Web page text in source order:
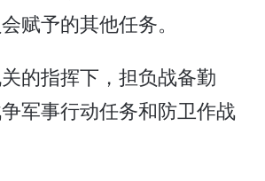
赋予的其他任务。
的指挥下，担负战备勤
军事行动任务和防卫作战